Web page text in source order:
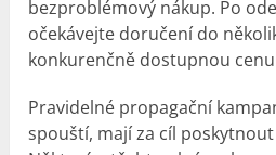
bezproblémový nákup. Po
očekávejte doručení do
konkurenčně dostupnou cenu
Pravidelné propagační
spouští, mají za cíl poskytnout